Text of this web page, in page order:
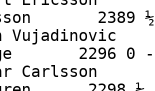
2389
Vujadinovic
2296 0 -
Carlsson